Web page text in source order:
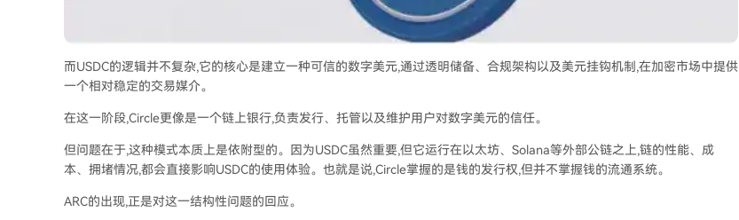
而USDC的逻辑并不复杂,它的核心是建立一种可信的数字美元,通过透明储备、合规架构以及美元挂钩机制,在加密市场中提供
一个相对稳定的交易媒介。
在这一阶段,Circle更像是一个链上银行,负责发行、托管以及维护用户对数字美元的信任。
但问题在于,这种模式本质上是依附型的。因为USDC虽然重要,但它运行在以太坊、Solana等外部公链之上,链的性能、成
本、拥堵情况,都会直接影响USDC的使用体验。也就是说,Circle掌握的是钱的发行权,但并不掌握钱的流通系统。
ARC的出现,正是对这一结构性问题的回应。